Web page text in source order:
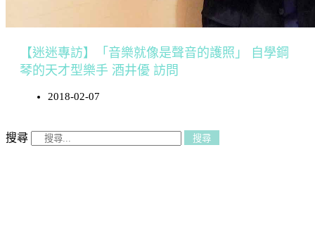
【迷迷專訪】「音樂就像是聲音的護照」 自學鋼
琴的天才型樂手 酒井優 訪問
2018-02-07
搜尋 搜尋